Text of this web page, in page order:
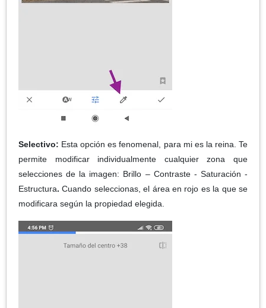
Selectivo: Esta opción es fenomenal, para mi es la reina. Te
permite modificar individualmente cualquier zona que
selecciones de la imagen: Brillo – Contraste - Saturación -
Estructura.Cuando seleccionas, el área en rojo es la que se
modificara según la propiedad elegida.